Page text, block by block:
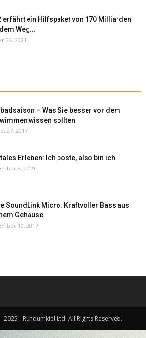
erfährt ein Hilfspaket von 170 Milliarden
Weg...
29, 2021
– Was Sie besser vor dem
wissen sollten
27, 2017
Erleben: Ich poste, also bin ich
3, 2019
SoundLink Micro: Kraftvoller Bass aus
Gehäuse
10, 2017
- Rundumkiel Ltd. All Rights Reserved.